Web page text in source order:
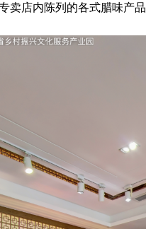
卖店内陈列的各式腊味产品